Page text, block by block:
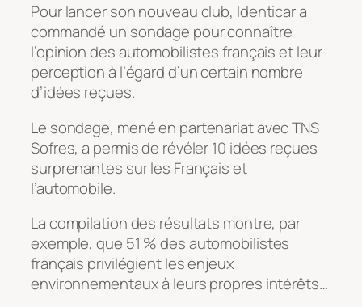
Pour lancer son nouveau club, Identicar a
commandé un sondage pour connaître
l’opinion des automobilistes français et leur
perception à l’égard d’un certain nombre
d’idées reçues.
Le sondage, mené en partenariat avec TNS
Sofres, a permis de révéler 10 idées reçues
surprenantes sur les Français et
l’automobile.
La compilation des résultats montre, par
exemple, que 51 % des automobilistes
français privilégient les enjeux
environnementaux à leurs propres intérêts…